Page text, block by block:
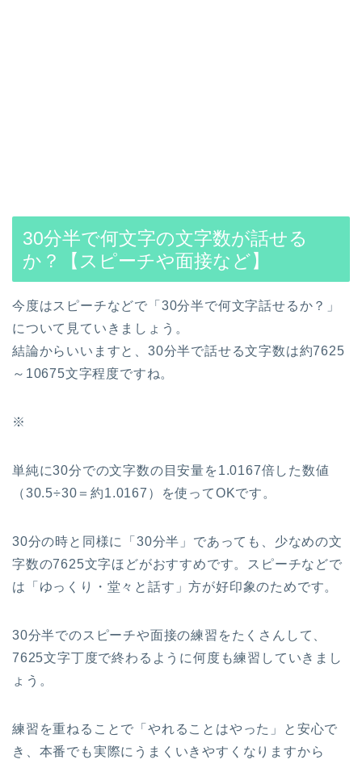
30分半で何文字の文字数が話せる
か？【スピーチや面接など】
今度はスピーチなどで「30分半で何文字話せるか？」
について見ていきましょう。
結論からいいますと、30分半で話せる文字数は約7625
～10675文字程度ですね。
※
単純に30分での文字数の目安量を1.0167倍した数値
（30.5÷30＝約1.0167）を使ってOKです。
30分の時と同様に「30分半」であっても、少なめの文
字数の7625文字ほどがおすすめです。スピーチなどで
は「ゆっくり・堂々と話す」方が好印象のためです。
30分半でのスピーチや面接の練習をたくさんして、
7625文字丁度で終わるように何度も練習していきまし
ょう。
練習を重ねることで「やれることはやった」と安心で
き、本番でも実際にうまくいきやすくなりますから